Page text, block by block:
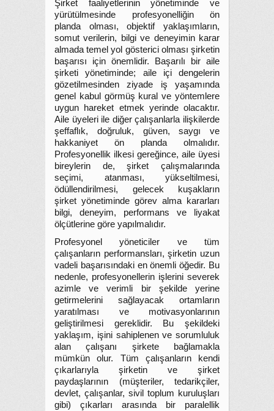
Şirket faaliyetlerinin yönetiminde ve
yürütülmesinde profesyonelliğin ön
planda olması, objektif yaklaşımların,
somut verilerin, bilgi ve deneyimin karar
almada temel yol gösterici olması şirketin
başarısı için önemlidir. Başarılı bir aile
şirketi yönetiminde; aile içi dengelerin
gözetilmesinden ziyade iş yaşamında
genel kabul görmüş kural ve yöntemlere
uygun hareket etmek yerinde olacaktır.
Aile üyeleri ile diğer çalışanlarla ilişkilerde
şeffaflık, doğruluk, güven, saygı ve
hakkaniyet ön planda olmalıdır.
Profesyonellik ilkesi gereğince, aile üyesi
bireylerin de, şirket çalışmalarında
seçimi, atanması, yükseltilmesi,
ödüllendirilmesi, gelecek kuşakların
şirket yönetiminde görev alma kararları
bilgi, deneyim, performans ve liyakat
ölçütlerine göre yapılmalıdır.
Profesyonel yöneticiler ve tüm
çalışanların performansları, şirketin uzun
vadeli başarısındaki en önemli öğedir. Bu
nedenle, profesyonellerin işlerini severek
azimle ve verimli bir şekilde yerine
getirmelerini sağlayacak ortamların
yaratılması ve motivasyonlarının
geliştirilmesi gereklidir. Bu şekildeki
yaklaşım, işini sahiplenen ve sorumluluk
alan çalışanı şirkete bağlamakla
mümkün olur. Tüm çalışanların kendi
çıkarlarıyla şirketin ve şirket
paydaşlarının (müşteriler, tedarikçiler,
devlet, çalışanlar, sivil toplum kuruluşları
gibi) çıkarları arasında bir paralellik